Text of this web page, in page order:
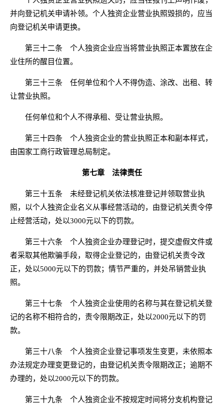
并向登记机关申请补领。个人独资企业营业执照毁损的，应当
向登记机关申请更换。
第三十二条 个人独资企业应当将营业执照正本置放在企
业住所的醒目位置。
第三十三条 任何单位和个人不得伪造、涂改、出租、转
让营业执照。
任何单位和个人不得承租、受让营业执照。
第三十四条 个人独资企业的营业执照正本和副本样式，
由国家工商行政管理总局制定。
第七章 法律责任
第三十五条 未经登记机关依法核准登记并领取营业执
照，以个人独资企业名义从事经营活动的，由登记机关责令停
止经营活动，处以3000元以下的罚款。
第三十六条 个人独资企业办理登记时，提交虚假文件或
者采取其他欺骗手段，取得企业登记的，由登记机关责令改
正，处以5000元以下的罚款；情节严重的，并处吊销营业执
照。
第三十七条 个人独资企业使用的名称与其在登记机关登
记的名称不相符合的，责令限期改正，处以2000元以下的罚
款。
第三十八条 个人独资企业登记事项发生变更，未依照本
办法规定办理变更登记的，由登记机关责令限期改正；逾期不
办理的，处以2000元以下的罚款。
第三十九条 个人独资企业不按规定时间将分支机构登记